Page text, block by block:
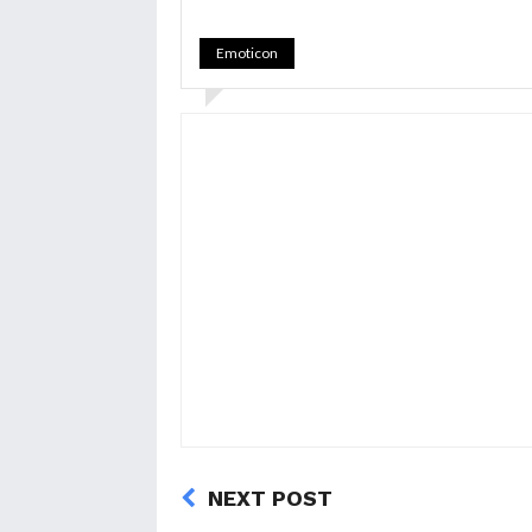
Emoticon
NEXT POST